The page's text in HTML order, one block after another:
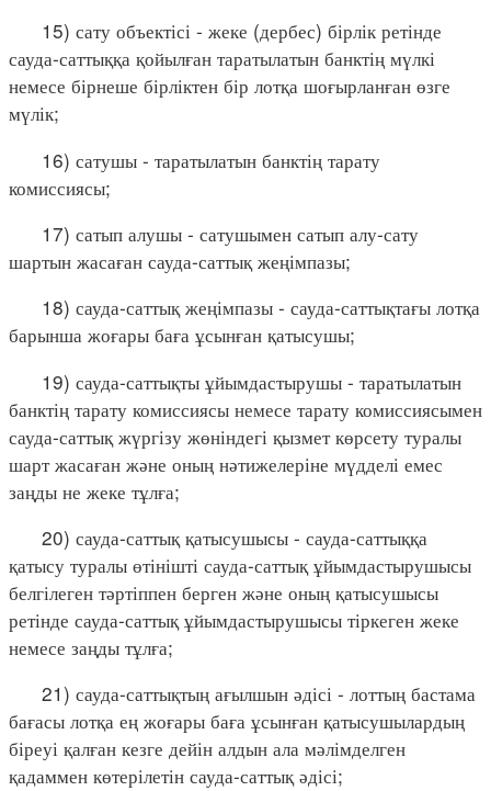
15) сату объектісі - жеке (дербес) бірлік ретінде
сауда-саттыққа қойылған таратылатын банктің мүлкі
немесе бірнеше бірліктен бір лотқа шоғырланған өзге
мүлік;
16) сатушы - таратылатын банктің тарату
комиссиясы;
17) сатып алушы - сатушымен сатып алу-сату
шартын жасаған сауда-саттық жеңімпазы;
18) сауда-саттық жеңімпазы - сауда-саттықтағы лотқа
барынша жоғары баға ұсынған қатысушы;
19) сауда-саттықты ұйымдастырушы - таратылатын
банктің тарату комиссиясы немесе тарату комиссиясымен
сауда-саттық жүргізу жөніндегі қызмет көрсету туралы
шарт жасаған және оның нәтижелеріне мүдделі емес
заңды не жеке тұлға;
20) сауда-саттық қатысушысы - сауда-саттыққа
қатысу туралы өтінішті сауда-саттық ұйымдастырушысы
белгілеген тәртіппен берген және оның қатысушысы
ретінде сауда-саттық ұйымдастырушысы тіркеген жеке
немесе заңды тұлға;
21) сауда-саттықтың ағылшын әдісі - лоттың бастама
бағасы лотқа ең жоғары баға ұсынған қатысушылардың
біреуі қалған кезге дейін алдын ала мәлімделген
қадаммен көтерілетін сауда-саттық әдісі;